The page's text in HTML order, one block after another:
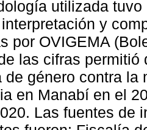
utilizada
y
por OVIGEMA
las cifras
de género contra la
en Manabí en el
Las fuentes de